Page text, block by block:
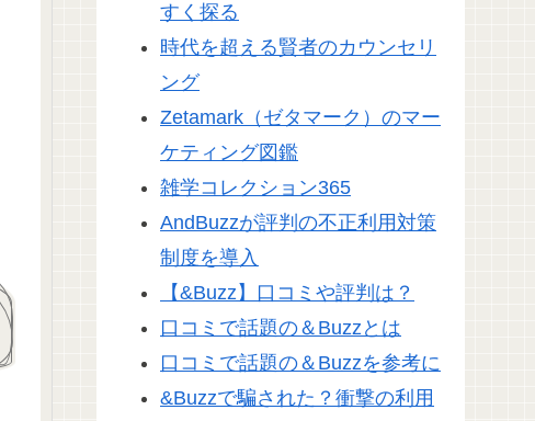
すく探る
時代を超える賢者のカウンセリ
ング
Zetamark（ゼタマーク）のマー
ケティング図鑑
雑学コレクション365
AndBuzzが評判の不正利用対策
制度を導入
【&Buzz】口コミや評判は？
口コミで話題の＆Buzzとは
口コミで話題の＆Buzzを参考に
&Buzzで騙された？衝撃の利用